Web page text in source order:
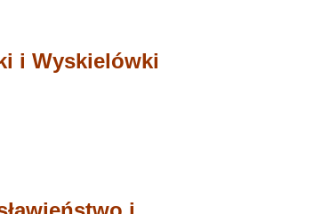
i Wyskielówki